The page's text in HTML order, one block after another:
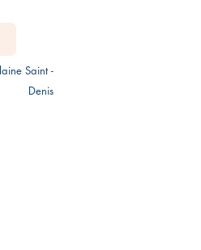
Saint -
Denis